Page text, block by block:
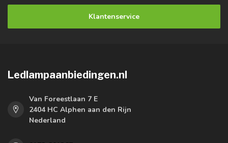
Klantenservice
Ledlampaanbiedingen.nl
Van Foreestlaan 7 E
2404 HC Alphen aan den Rijn
Nederland